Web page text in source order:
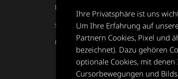
Mailänder Platz 27, 70173 Stuttgart,
stuttgart@museumderillusionen.de
0711 5661 8546
Ihre Privatsphäre ist uns
Um Ihre Erfahrung auf
Partnern Cookies, Pixel und
bezeichnet). Dazu gehören
optionale Cookies, mit
Cursorbewegungen und